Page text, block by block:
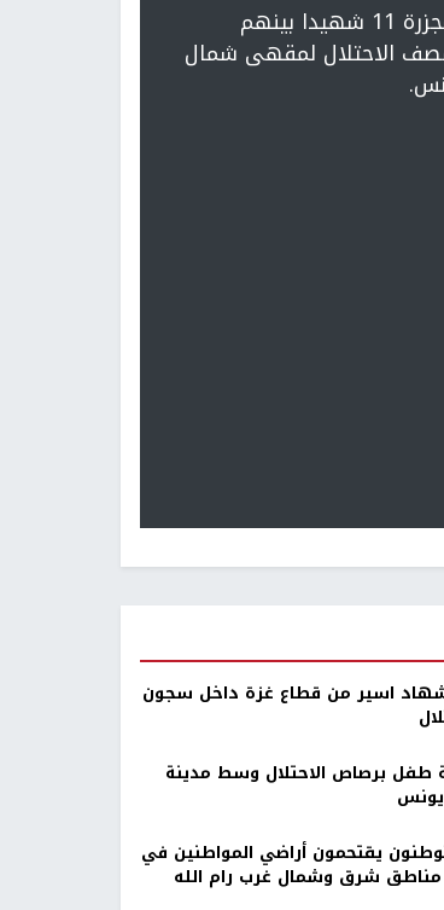
استشهد بالمجزرة 11 شهيدا بينهم
الاحتلال لمقهى شمال
اسير من قطاع غزة داخل سجون
طفل برصاص الاحتلال وسط مدينة
يقتحمون أراضي المواطنين في
شرق وشمال غرب رام الله